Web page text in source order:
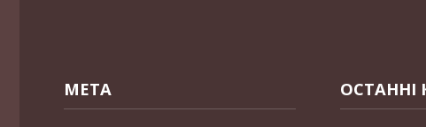
МЕТА ОСТАННІ